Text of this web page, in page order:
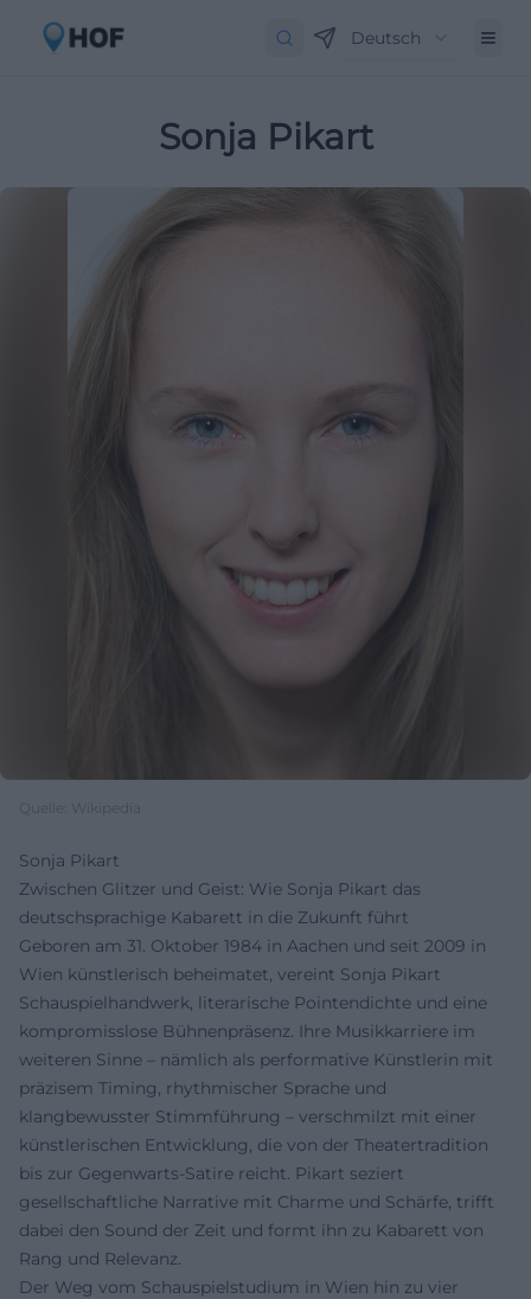
Deutsch
Sonja Pikart
Quelle: Wikipedia
Sonja Pikart
Zwischen Glitzer und Geist: Wie Sonja Pikart das
deutschsprachige Kabarett in die Zukunft führt
Geboren am 31. Oktober 1984 in Aachen und seit 2009 in
Wien künstlerisch beheimatet, vereint Sonja Pikart
Schauspielhandwerk, literarische Pointendichte und eine
kompromisslose Bühnenpräsenz. Ihre Musikkarriere im
weiteren Sinne – nämlich als performative Künstlerin mit
präzisem Timing, rhythmischer Sprache und
klangbewusster Stimmführung – verschmilzt mit einer
künstlerischen Entwicklung, die von der Theatertradition
bis zur Gegenwarts-Satire reicht. Pikart seziert
gesellschaftliche Narrative mit Charme und Schärfe, trifft
dabei den Sound der Zeit und formt ihn zu Kabarett von
Rang und Relevanz.
Der Weg vom Schauspielstudium in Wien hin zu vier